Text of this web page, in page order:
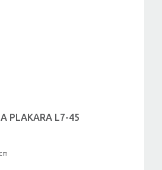
PLAKARA L7-45